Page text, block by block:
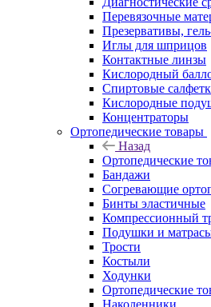
Перевязочные
Презервативы,
Иглы для шприцов
Контактные линзы
Кислородный
Спиртовые
Кислородные
Концентраторы
Ортопедические товары
Назад
Ортопедические
Бандажи
Согревающие
Бинты эластичные
Компрессионный
Подушки и
Трости
Костыли
Ходунки
Ортопедические
Наколенники